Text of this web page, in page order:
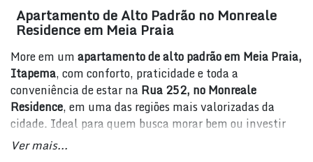
Apartamento de Alto Padrão no Monreale
Residence em Meia Praia
More em umapartamento de alto padrão em Meia Praia,
Itapema, com conforto, praticidade e toda a
conveniência de estar na Rua 252, no Monreale
Residence, em uma das regiões mais valorizadas da
cidade. Ideal para quem busca morar bem ou investir
em um imóvel moderno, completo e pronto para receber
Ver mais...